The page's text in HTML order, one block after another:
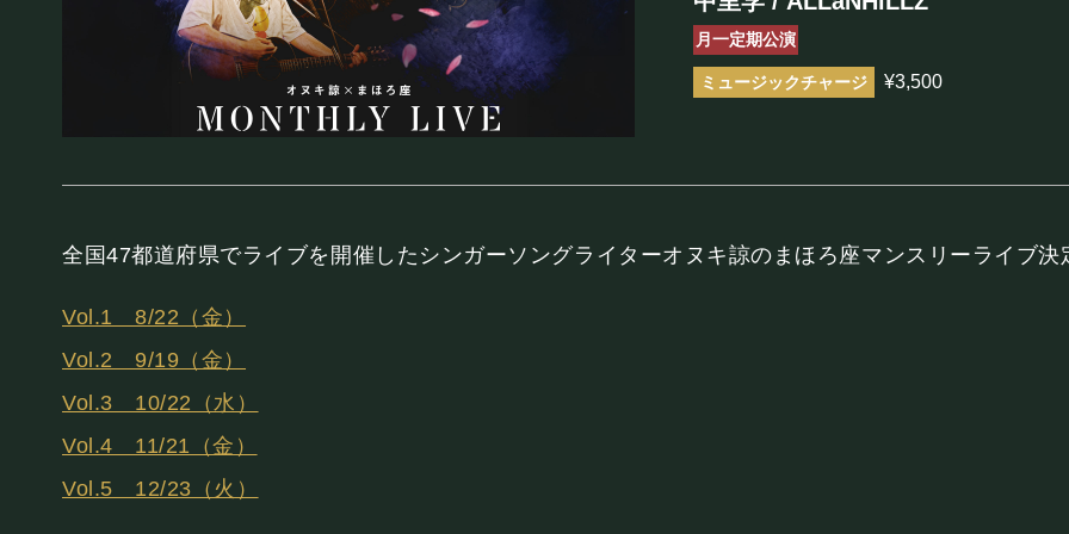
お知らせ
SCHEDULE
RESERVATION
座長挨拶
機材リスト
月一定期公演
¥3,500
全国47都道府県でライブを開催したシンガーソングライターオヌキ諒のまほろ座マンスリーライブ決
Vol.1 8/22（金）
Vol.2 9/19（金）
Vol.3 10/22（水）
Vol.4 11/21（金）
Vol.5 12/23（火）